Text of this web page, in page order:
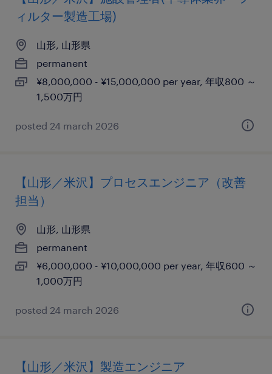
ィルター製造工場)
山形, 山形県
permanent
¥8,000,000 - ¥15,000,000 per year, 年収800 ～
1,500万円
posted 24 march 2026
【山形／米沢】プロセスエンジニア（改善
担当）
山形, 山形県
permanent
¥6,000,000 - ¥10,000,000 per year, 年収600 ～
1,000万円
posted 24 march 2026
【山形／米沢】製造エンジニア